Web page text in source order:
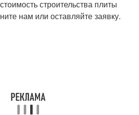
строительства плиты
нам или оставляйте заявку.